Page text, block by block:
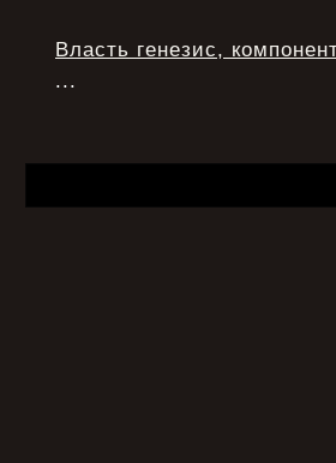
Власть генезис,
...